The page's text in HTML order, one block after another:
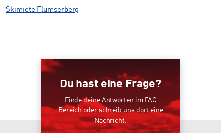
Skimiete Flumserberg
Du hast eine Frage?
Finde deine Antworten im FAQ
Bereich oder schreib uns dort eine
Nachricht.